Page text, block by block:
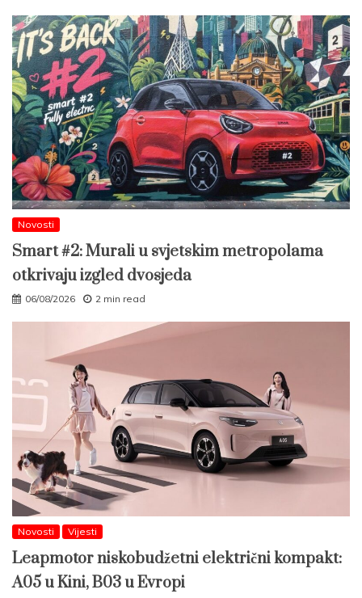
Novosti
Smart #2: Murali u svjetskim metropolama
otkrivaju izgled dvosjeda
06/08/2026 2 min read
Novosti Vijesti
Leapmotor niskobudžetni električni kompakt:
A05 u Kini, B03 u Evropi